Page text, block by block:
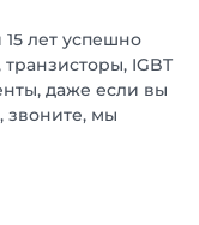
лет успешно
IGBT
даже если вы
звоните, мы